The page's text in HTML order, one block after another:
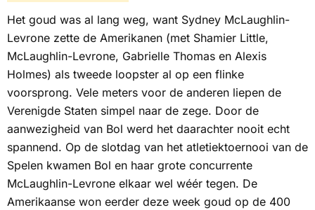
Het goud was al lang weg, want Sydney McLaughlin-
Levrone zette de Amerikanen (met Shamier Little,
McLaughlin-Levrone, Gabrielle Thomas en Alexis
Holmes) als tweede loopster al op een flinke
voorsprong. Vele meters voor de anderen liepen de
Verenigde Staten simpel naar de zege. Door de
aanwezigheid van Bol werd het daarachter nooit echt
spannend. Op de slotdag van het atletiektoernooi van de
Spelen kwamen Bol en haar grote concurrente
McLaughlin-Levrone elkaar wel wéér tegen. De
Amerikaanse won eerder deze week goud op de 400